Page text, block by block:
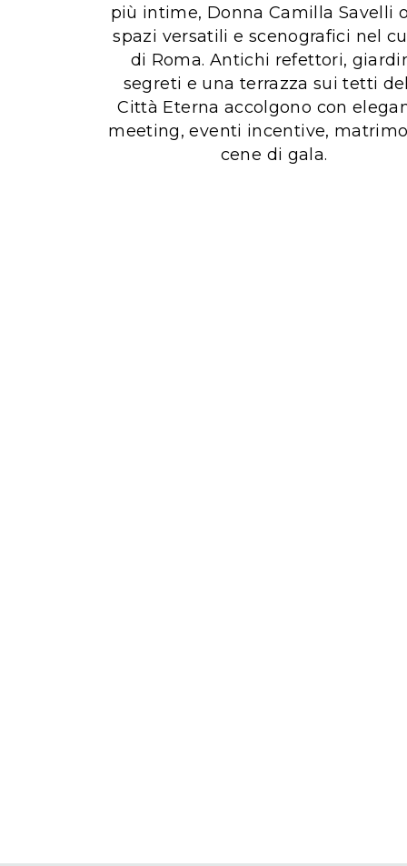
più intime, Donna Camilla Savelli
spazi versatili e scenografici nel
di Roma. Antichi refettori,
segreti e una terrazza sui tetti
Città Eterna accolgono con
meeting, eventi incentive,
cene di gala.